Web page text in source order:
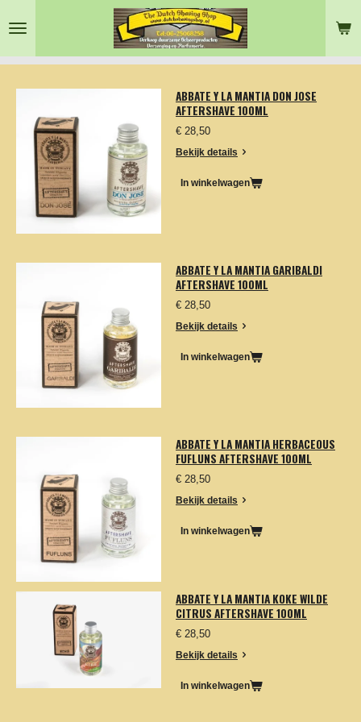
direct
de
ABBATE Y LA MANTIA DON JOSE
AFTERSHAVE 100ML
€ 28,50
Bekijk details
In winkelwagen
ABBATE Y LA MANTIA GARIBALDI
AFTERSHAVE 100ML
€ 28,50
Bekijk details
In winkelwagen
ABBATE Y LA MANTIA HERBACEOUS
FUFLUNS AFTERSHAVE 100ML
€ 28,50
Bekijk details
In winkelwagen
ABBATE Y LA MANTIA KOKE WILDE
CITRUS AFTERSHAVE 100ML
€ 28,50
Bekijk details
In winkelwagen